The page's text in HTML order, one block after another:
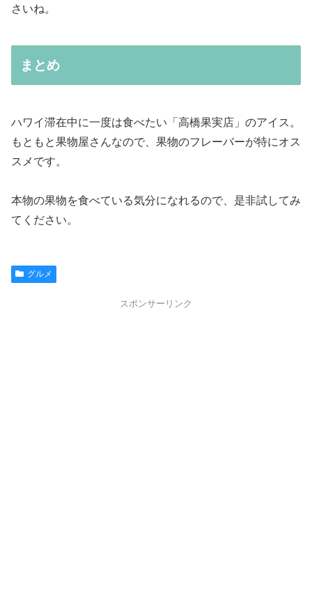
さいね。
まとめ
ハワイ滞在中に一度は食べたい「高橋果実店」のアイス。
もともと果物屋さんなので、果物のフレーバーが特にオス
スメです。
本物の果物を食べている気分になれるので、是非試してみ
てください。
グルメ
スポンサーリンク